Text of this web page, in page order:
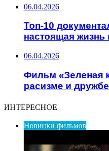
06.04.2026
Топ-10
настоящая жизнь
06.04.2026
Фильм «Зеленая
расизме и дружбе
ИНТЕРЕСНОЕ
Новинки фильмов